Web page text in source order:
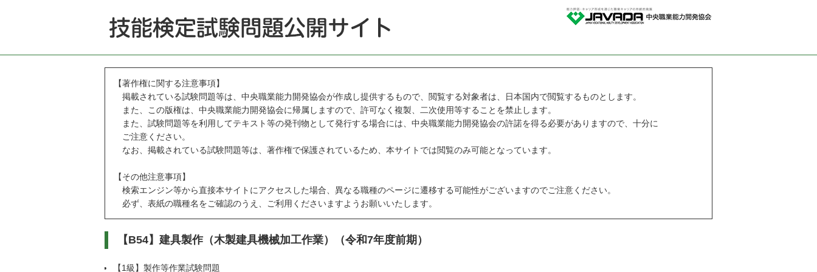
【著作権に関する注意事項】
掲載されている試験問題等は、中央職業能力開発協会が作成し提供するもので、閲覧する対象者は、日本国内で閲覧するものとします。
また、この版権は、中央職業能力開発協会に帰属しますので、許可なく複製、二次使用等することを禁止します。
また、試験問題等を利用してテキスト等の発刊物として発行する場合には、中央職業能力開発協会の許諾を得る必要がありますので、十分に
ご注意ください。
なお、掲載されている試験問題等は、著作権で保護されているため、本サイトでは閲覧のみ可能となっています。
【その他注意事項】
検索エンジン等から直接本サイトにアクセスした場合、異なる職種のページに遷移する可能性がございますのでご注意ください。
必ず、表紙の職種名をご確認のうえ、ご利用くださいますようお願いいたします。
【B54】建具製作（木製建具機械加工作業）（令和7年度前期）
【1級】製作等作業試験問題